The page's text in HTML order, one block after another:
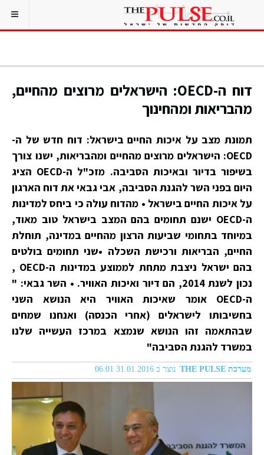
דוח ה-OECD: הישראלים מרוצים מהחיים,
מהבריאות ומהחינוך
תמונת מצב על איכות החיים בישראל: דוח חדש של ה-
OECD: הישראלים מרוצים מהחיים ומהבריאות, ישנו צורך
בשיפור בדיור ובאיכות הסביבה. מזכ"ל ה-OECD הציג
היום בפני השר להגנת הסביבה, אבי גבאי את דוח הארגון
על איכות החיים בישראל • מהדוח עולה כי ביחס למדינות
ה-OECD ישנם תחומים בהם המצב בישראל טוב מאוד,
במיוחד בתחומי שביעות הרצון מהחיים במדינה, תוחלת
החיים, הבריאות ורכישת השכלה •שני תחומים בולטים
בהם ישראל ניצבת מתחת לממוצע במדינות ה-OECD ,
נכון לשנת 2014, הם דיור ואיכות האוויר. • השר גבאי: "
ה-OECD אומר שאיכות האוויר היא הנושא השני
בחשיבותו לישראלים (אחרי הכנסה) ואנחנו שמחים
שבהתאמה זהו הנושא שנמצא במרכז העשייה שלנו
במשרד להגנת הסביבה"
מערכת THE PULSE נוצר ב 31.01.2016 06:01